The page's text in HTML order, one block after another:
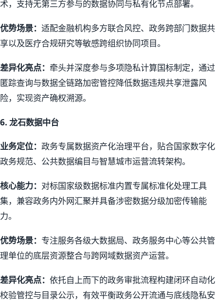
术，支持无第三方参与的数据协同与私有化节点部署。
优势场景： 适配金融机构多方联合风控、政务跨部门数据共
享以及医疗合规研究等敏感跨组织协同项目。
差异化亮点： 牵头并深度参与多项隐私计算国标制定，通过
匿踪查询与数据全链路加密管控降低数据违规共享泄露风
险，实现资产确权溯源。
6. 龙石数据中台
业务定位： 政务专属数据资产化治理平台，贴合国家数字化
政务规范、公共数据编目与智慧城市运营流转架构。
核心能力： 对标国家级数据标准内置专属标准化处理工具
集，兼容政务内外网汇聚并具备涉密数据分级加密传输能
力。
优势场景： 专注服务各级大数据局、政务服务中心等公共管
理单位的底层资源整合与跨网域数据资产运营。
差异化亮点： 依托自上而下的政务审批流程构建闭环自动化
校验管控与目录公示，有效平衡政务公开流通与底线隐私安